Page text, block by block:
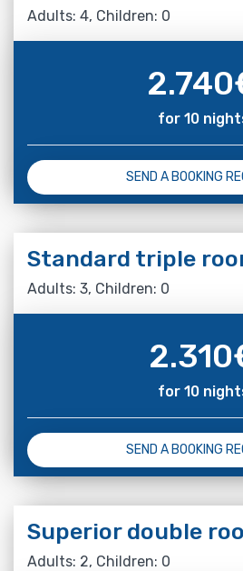
Adults: 4, Children: 0
2.740
for 10
SEND A BOOKING
Standard triple
Adults: 3, Children: 0
2.310
for 10
SEND A BOOKING
Superior double
Adults: 2, Children: 0